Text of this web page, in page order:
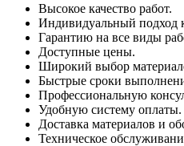
Высокое качество работ.
Индивидуальный подход
Гарантию на все виды
Доступные цены.
Широкий выбор
Быстрые сроки
Профессиональную
Удобную систему оплаты.
Доставка материалов и
Техническое